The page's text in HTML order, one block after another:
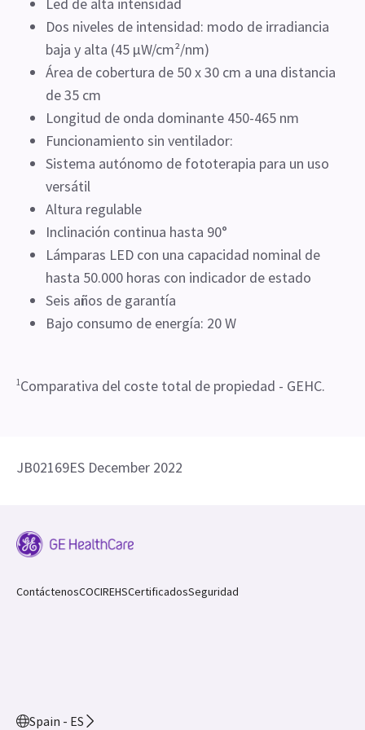
Dos niveles de intensidad: modo de irradiancia
baja y alta (45 µW/cm²/nm)
Área de cobertura de 50 x 30 cm a una distancia
de 35 cm
Longitud de onda dominante 450-465 nm
Funcionamiento sin ventilador:
Sistema autónomo de fototerapia para un uso
versátil
Altura regulable
Inclinación continua hasta 90°
Lámparas LED con una capacidad nominal de
hasta 50.000 horas con indicador de estado
Seis años de garantía
Bajo consumo de energía: 20 W
1Comparativa del coste total de propiedad - GEHC.
JB02169ES December 2022
ContáctenosCOCIREHSCertificadosSeguridad
Spain - ES